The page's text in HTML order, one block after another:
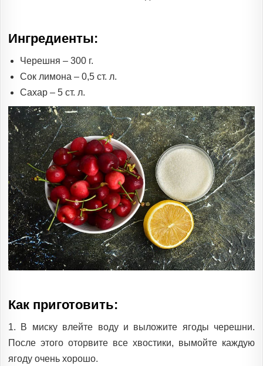
Ингредиенты:
Черешня – 300 г.
Сок лимона – 0,5 ст. л.
Сахар – 5 ст. л.
Как приготовить:
1. В миску влейте воду и выложите ягоды черешни.
После этого оторвите все хвостики, вымойте каждую
ягоду очень хорошо.